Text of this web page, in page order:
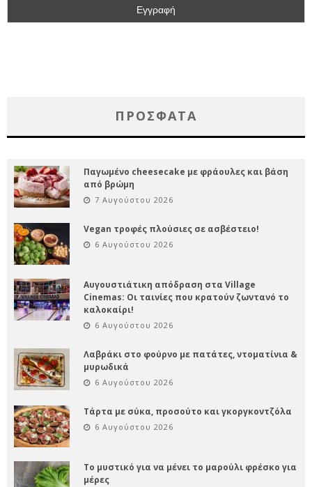
ΠΡΌΣΦΑΤΑ
Παγωμένο cheesecake με φράουλες και βάση
από βρώμη
7 Αυγούστου 2026
Vegan τροφές πλούσιες σε ασβέστειο!
6 Αυγούστου 2026
Αυγουστιάτικη απόδραση στα Village
Cinemas: Οι ταινίες που κρατούν ζωντανό το
καλοκαίρι!
6 Αυγούστου 2026
Λαβράκι στο φούρνο με πατάτες, ντοματίνια &
μυρωδικά
6 Αυγούστου 2026
Τάρτα με σύκα, προσούτο και γκοργκοντζόλα
6 Αυγούστου 2026
Το μυστικό για να μένει το μαρούλι φρέσκο για
μέρες